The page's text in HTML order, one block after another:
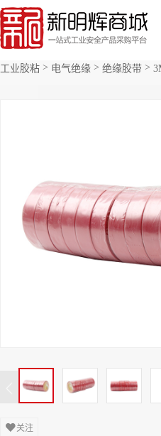
你好，欢迎来到新明辉！ 请登录
免
专属服
全部商品分类
工业胶粘 > 电气绝缘 > 绝缘胶带 >
关注